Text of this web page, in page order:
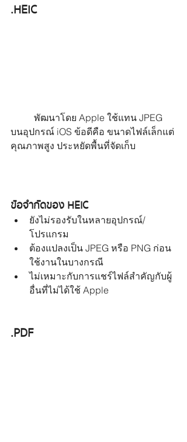
.HEIC
บนอุปกรณ์ iOS ข้อดีคือ ขนาดไฟล์เล็กแต่
คุณภาพสูง ประหยัดพื้นที่จัดเก็บ
ข้อจำกัดของ HEIC
ยังไม่รองรับในหลายอุปกรณ์/
โปรแกรม
ต้องแปลงเป็น JPEG หรือ PNG ก่อน
ใช้งานในบางกรณี
ไม่เหมาะกับการแชร์ไฟล์สำคัญกับผู้
อื่นที่ไม่ได้ใช้ Apple
.PDF